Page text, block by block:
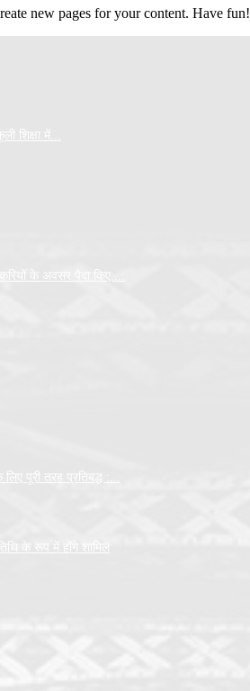
new pages for your content. Have fun!
शिक्षा में...
के अवसर पैदा किए:...
पूरी तरह प्रतिबद्ध :...
के रूप में होंगे शामिल